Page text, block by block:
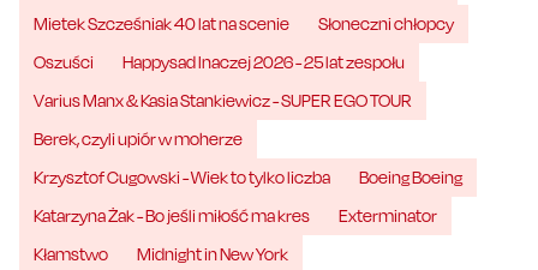
Mietek Szcześniak 40 lat na scenie
Słoneczni chłopcy
Oszuści
Happysad Inaczej 2026 - 25 lat zespołu
Varius Manx & Kasia Stankiewicz - SUPER EGO TOUR
Berek, czyli upiór w moherze
Krzysztof Cugowski - Wiek to tylko liczba
Boeing Boeing
Katarzyna Żak - Bo jeśli miłość ma kres
Exterminator
Kłamstwo
Midnight in New York